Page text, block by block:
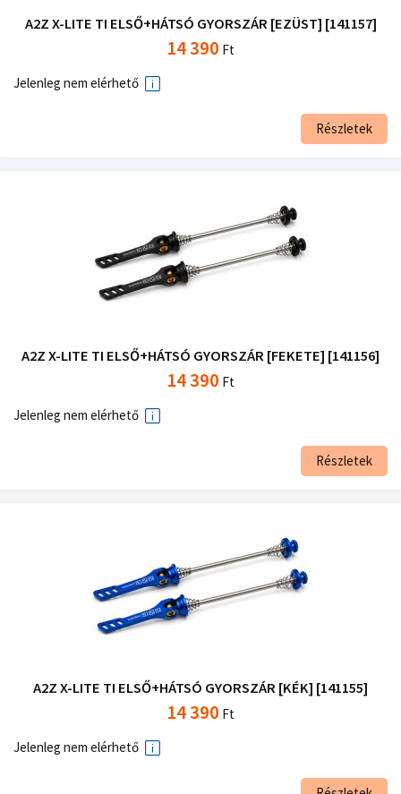
A2Z X-LITE TI ELSŐ+HÁTSÓ GYORSZÁR [EZÜST] [141157]
14 390 Ft
Jelenleg nem elérhető
Részletek
A2Z X-LITE TI ELSŐ+HÁTSÓ GYORSZÁR [FEKETE] [141156]
14 390 Ft
Jelenleg nem elérhető
Részletek
A2Z X-LITE TI ELSŐ+HÁTSÓ GYORSZÁR [KÉK] [141155]
14 390 Ft
Jelenleg nem elérhető